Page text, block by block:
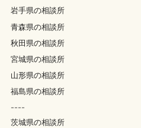
岩手県の相談所
青森県の相談所
秋田県の相談所
宮城県の相談所
山形県の相談所
福島県の相談所
----
茨城県の相談所